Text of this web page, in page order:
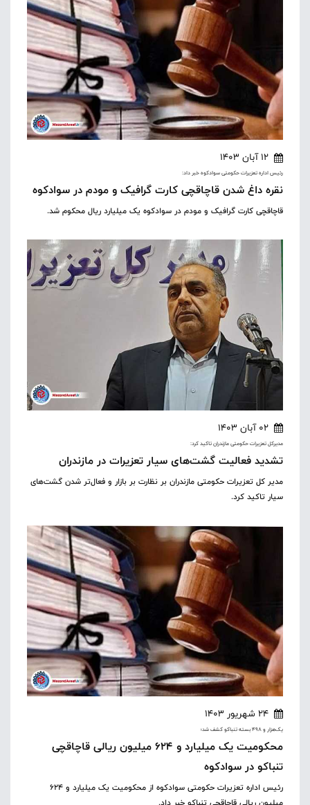
12 آبان 1403
رئیس اداره تعزیرات حکومتی سوادکوه خبر داد:
نقره داغ شدن قاچاقچی کارت گرافیک و مودم در سوادکوه
قاچاقچی کارت گرافیک و مودم در سوادکوه یک میلیارد ریال محکوم شد.
02 آبان 1403
مدیرکل تعزیرات حکومتی مازندران تاکید کرد:
تشدید فعالیت گشت‌های سیار تعزیرات در مازندران
مدیر کل تعزیرات حکومتی مازندران بر نظارت بر بازار و فعال‌تر شدن گشت‌های
سیار تاکید کرد.
24 شهریور 1403
یک‌هزار و ۴۹۸ بسته تنباکو کشف شد؛
محکومیت یک میلیارد و ۶۲۴ میلیون ریالی قاچاقچی
تنباکو در سوادکوه
رئیس اداره تعزیرات حکومتی سوادکوه از محکومیت یک میلیارد و ۶۲۴